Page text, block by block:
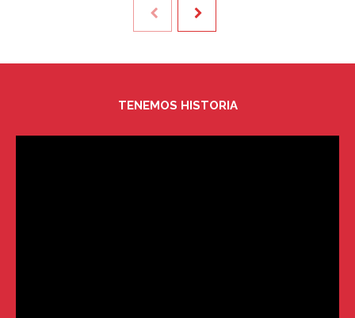
TENEMOS HISTORIA